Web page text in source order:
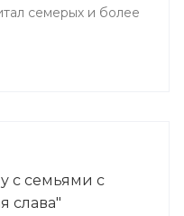
семерых и более
с семьями с
слава"